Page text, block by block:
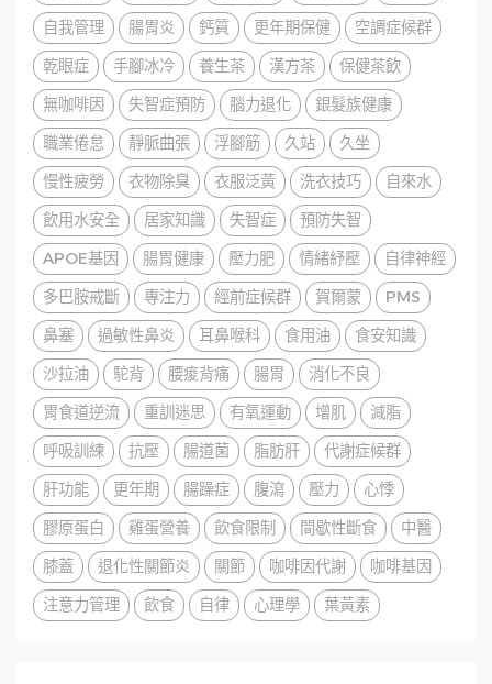
自我管理
腸胃炎 鈣質 更年期保健
空調症候群
乾眼症
手腳冰冷 養生茶 漢方茶
保健茶飲
無咖啡因
失智症預防 腦力退化
銀髮族健康
職業倦怠
靜脈曲張 浮腳筋 久站
久坐
慢性疲勞
衣物除臭 衣服泛黃 洗衣技巧
自來水
飲用水安全
居家知識 失智症
預防失智
APOE基因
腸胃健康 壓力肥 情緒紓壓
自律神經
多巴胺戒斷
專注力 經前症候群 賀爾蒙
PMS
鼻塞
過敏性鼻炎 耳鼻喉科 食用油
食安知識
沙拉油
駝背 腰痠背痛 腸胃
消化不良
胃食道逆流
重訓迷思 有氧運動 增肌
減脂
呼吸訓練
抗壓 腸道菌 脂肪肝
代謝症候群
肝功能
更年期 腸躁症 腹瀉 壓力
心悸
膠原蛋白
雞蛋營養 飲食限制 間歇性斷食
中醫
膝蓋
退化性關節炎 關節 咖啡因代謝
咖啡基因
注意力管理
飲食 自律 心理學 葉黃素